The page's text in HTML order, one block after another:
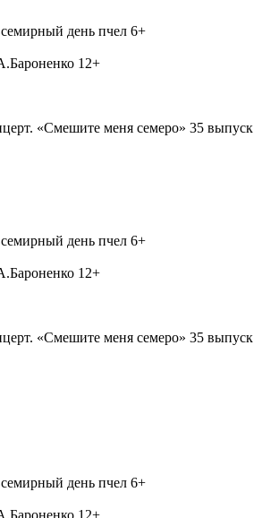
день пчел 6+
12+
«Смешите меня семеро» 35 выпуск
день пчел 6+
12+
«Смешите меня семеро» 35 выпуск
день пчел 6+
12+